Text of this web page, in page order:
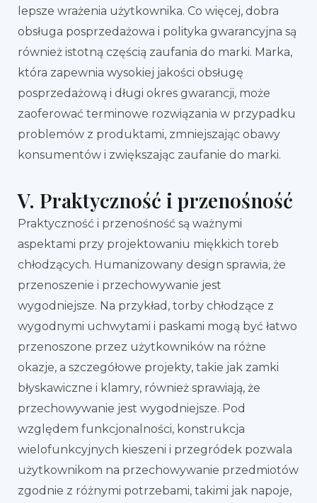
lepsze wrażenia użytkownika. Co więcej, dobra
obsługa posprzedażowa i polityka gwarancyjna są
również istotną częścią zaufania do marki. Marka,
która zapewnia wysokiej jakości obsługę
posprzedażową i długi okres gwarancji, może
zaoferować terminowe rozwiązania w przypadku
problemów z produktami, zmniejszając obawy
konsumentów i zwiększając zaufanie do marki.
V. Praktyczność i przenośność
Praktyczność i przenośność są ważnymi
aspektami przy projektowaniu miękkich toreb
chłodzących. Humanizowany design sprawia, że
przenoszenie i przechowywanie jest
wygodniejsze. Na przykład, torby chłodzące z
wygodnymi uchwytami i paskami mogą być łatwo
przenoszone przez użytkowników na różne
okazje, a szczegółowe projekty, takie jak zamki
błyskawiczne i klamry, również sprawiają, że
przechowywanie jest wygodniejsze. Pod
względem funkcjonalności, konstrukcja
wielofunkcyjnych kieszeni i przegródek pozwala
użytkownikom na przechowywanie przedmiotów
zgodnie z różnymi potrzebami, takimi jak napoje,